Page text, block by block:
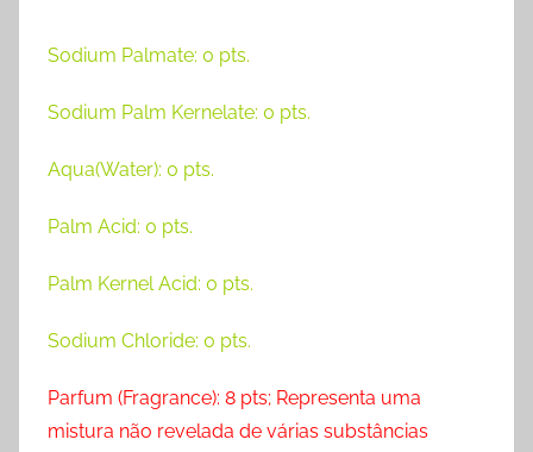
Sodium Palmate: 0 pts.
Sodium Palm Kernelate: 0 pts.
Aqua(Water): 0 pts.
Palm Acid: 0 pts.
Palm Kernel Acid: 0 pts.
Sodium Chloride: 0 pts.
Parfum (Fragrance): 8 pts; Representa uma
mistura não revelada de várias substâncias